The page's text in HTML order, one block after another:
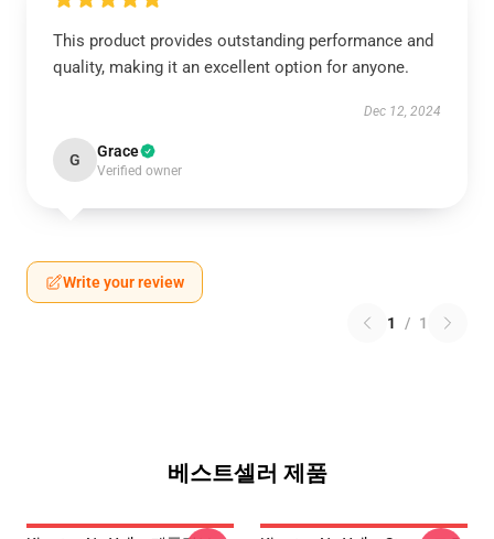
This product provides outstanding performance and
quality, making it an excellent option for anyone.
Dec 12, 2024
G Grace
Verified owner
Write your review
1 / 1
베스트셀러 제품